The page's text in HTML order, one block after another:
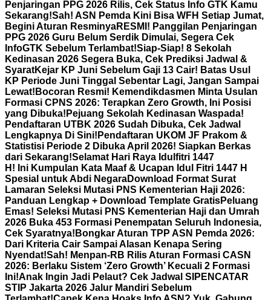
Penjaringan PPG 2026 Rilis, Cek Status Info GTK Kamu
Sekarang!Sah! ASN Pemda Kini Bisa WFH Setiap Jumat,
Begini Aturan ResminyaRESMI! Panggilan Penjaringan
PPG 2026 Guru Belum Serdik Dimulai, Segera Cek
InfoGTK Sebelum Terlambat!Siap-Siap! 8 Sekolah
Kedinasan 2026 Segera Buka, Cek Prediksi Jadwal &
SyaratKejar KP Juni Sebelum Gaji 13 Cair! Batas Usul
KP Periode Juni Tinggal Sebentar Lagi, Jangan Sampai
Lewat! Bocoran Resmi! Kemendikdasmen Minta Usulan
Formasi CPNS 2026: Terapkan Zero Growth, Ini Posisi
yang Dibuka! Pejuang Sekolah Kedinasan Waspada!
Pendaftaran UTBK 2026 Sudah Dibuka, Cek Jadwal
Lengkapnya Di Sini! Pendaftaran UKOM JF Prakom &
Statistisi Periode 2 Dibuka April 2026! Siapkan Berkas
dari Sekarang!Selamat Hari Raya Idulfitri 1447
H! Ini Kumpulan Kata Maaf & Ucapan Idul Fitri 1447 H
Spesial untuk Abdi NegaraDownload Format Surat
Lamaran Seleksi Mutasi PNS Kementerian Haji 2026:
Panduan Lengkap + Download Template GratisPeluang
Emas! Seleksi Mutasi PNS Kementerian Haji dan Umrah
2026 Buka 453 Formasi Penempatan Seluruh Indonesia,
Cek Syaratnya! Bongkar Aturan TPP ASN Pemda 2026:
Dari Kriteria Cair Sampai Alasan Kenapa Sering
Nyendat!Sah! Menpan-RB Rilis Aturan Formasi CASN
2026: Berlaku Sistem ‘Zero Growth’ Kecuali 2 Formasi
Ini!Anak Ingin Jadi Pelaut? Cek Jadwal SIPENCATAR
STIP Jakarta 2026 Jalur Mandiri Sebelum